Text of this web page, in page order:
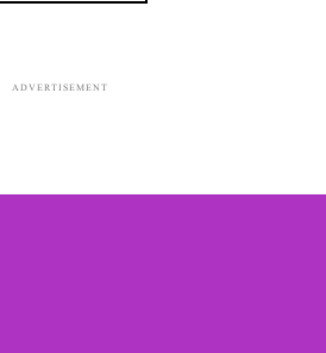
ADVERTISEMENT